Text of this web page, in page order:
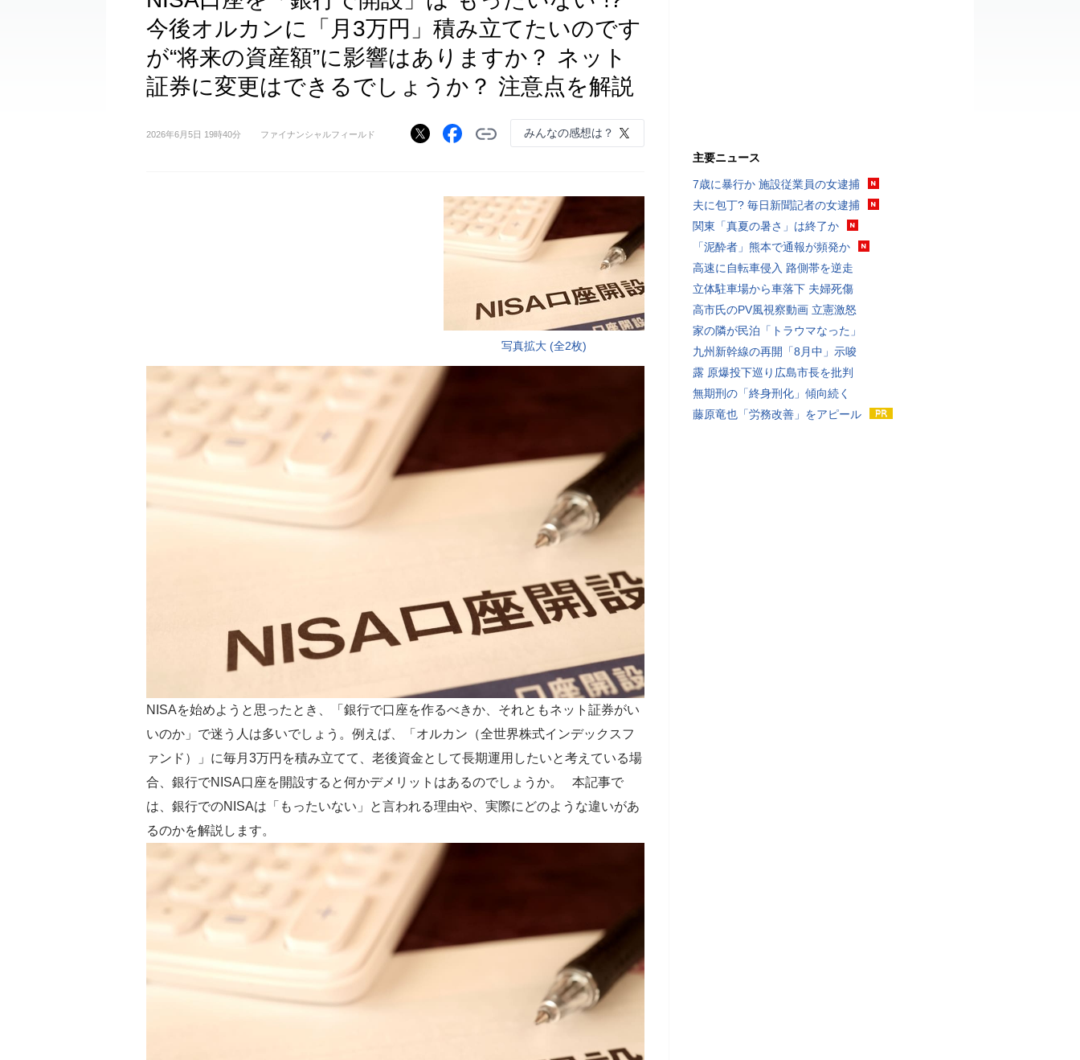
今後オルカンに「月3万円」積み立てたいのです
が“将来の資産額”に影響はありますか？ ネット
証券に変更はできるでしょうか？ 注意点を解説
2026年6月5日 19時40分 ファイナンシャルフィールド みんなの感想は？
写真拡大 (全2枚)
NISAを始めようと思ったとき、「銀行で口座を作るべきか、それともネット証券がい
いのか」で迷う人は多いでしょう。例えば、「オルカン（全世界株式インデックスフ
ァンド）」に毎月3万円を積み立てて、老後資金として長期運用したいと考えている場
合、銀行でNISA口座を開設すると何かデメリットはあるのでしょうか。 本記事で
は、銀行でのNISAは「もったいない」と言われる理由や、実際にどのような違いがあ
るのかを解説します。
主要ニュース
7歳に暴行か 施設従業員の女逮捕
夫に包丁? 毎日新聞記者の女逮捕
関東「真夏の暑さ」は終了か
「泥酔者」熊本で通報が頻発か
高速に自転車侵入 路側帯を逆走
立体駐車場から車落下 夫婦死傷
高市氏のPV風視察動画 立憲激怒
家の隣が民泊「トラウマなった」
九州新幹線の再開「8月中」示唆
露 原爆投下巡り広島市長を批判
無期刑の「終身刑化」傾向続く
藤原竜也「労務改善」をアピール